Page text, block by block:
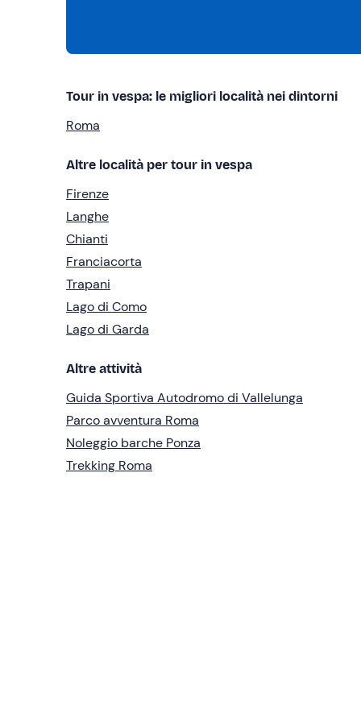
Tour in vespa: le migliori località nei dintorni
Roma
Altre località per tour in vespa
Firenze
Langhe
Chianti
Franciacorta
Trapani
Lago di Como
Lago di Garda
Altre attività
Guida Sportiva Autodromo di Vallelunga
Parco avventura Roma
Noleggio barche Ponza
Trekking Roma